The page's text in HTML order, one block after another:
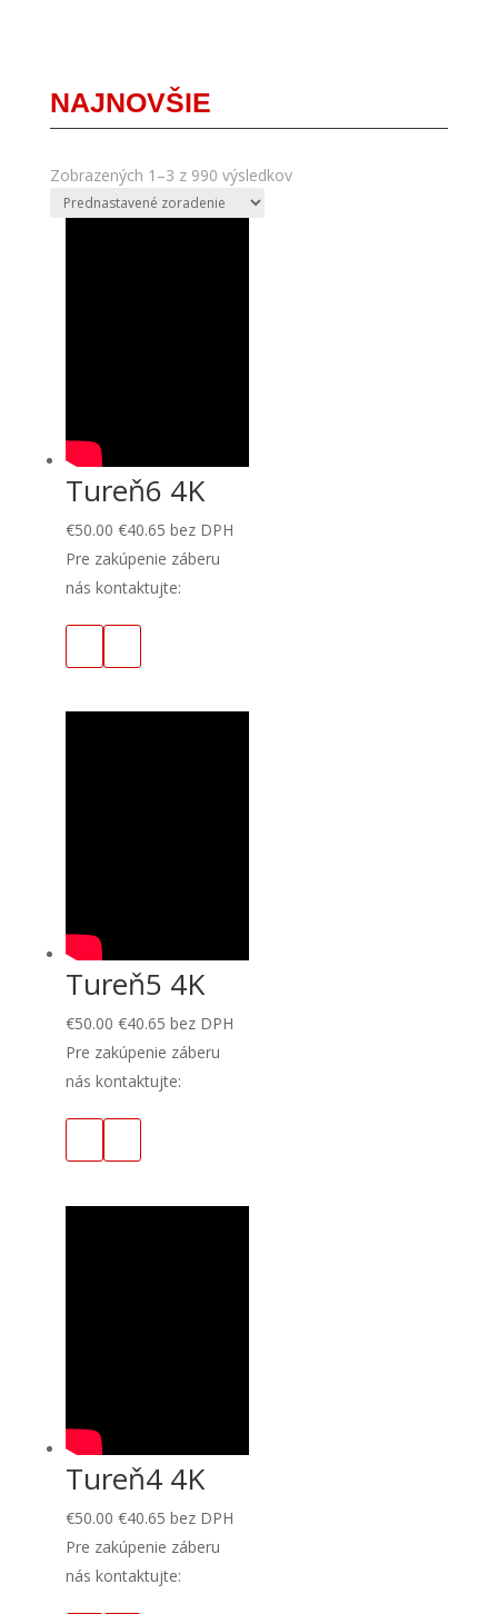
NAJNOVŠIE
Zobrazených 1–3 z 990 výsledkov
Tureň6 4K
€50.00 €40.65 bez DPH
Pre zakúpenie záberu
nás kontaktujte:
Tureň5 4K
€50.00 €40.65 bez DPH
Pre zakúpenie záberu
nás kontaktujte:
Tureň4 4K
€50.00 €40.65 bez DPH
Pre zakúpenie záberu
nás kontaktujte: